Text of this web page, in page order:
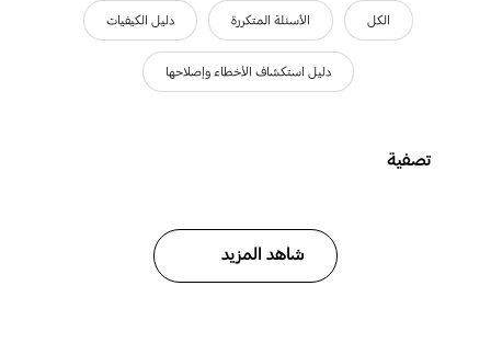
الكل الأسئلة المتكررة دليل الكيفيات
دليل استكشاف الأخطاء وإصلاحها
تصفية
شاهد المزيد